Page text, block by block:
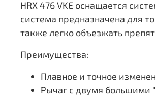
HRX 476 VKE оснащается
система предназначена для
также легко объезжать
Преимущества:
Плавное и точное
Рычаг с двумя большими